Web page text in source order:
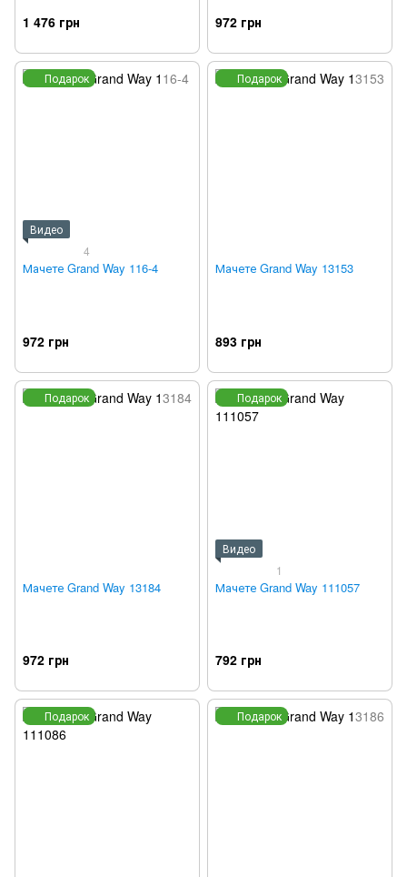
1 476 грн 972 грн
Подарок
Видео
4
Мачете Grand Way 116-4
972 грн
Подарок
Мачете Grand Way 13153
893 грн
Подарок
Мачете Grand Way 13184
972 грн
Подарок
Видео
1
Мачете Grand Way 111057
792 грн
Подарок Подарок